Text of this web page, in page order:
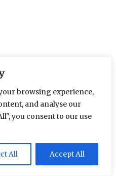
browsing experience,
and analyse our
you consent to our use
All Accept All